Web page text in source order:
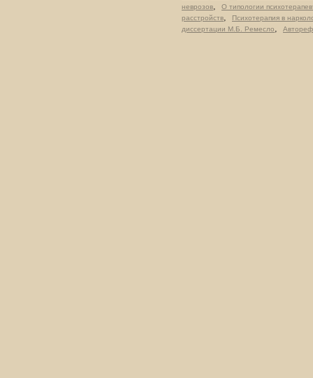
неврозов,
О типологии
расстройств,
Психотерапия в
диссертации М.Б. Ремесло,